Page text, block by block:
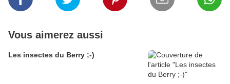
Vous aimerez aussi
Les insectes du Berry ;-)